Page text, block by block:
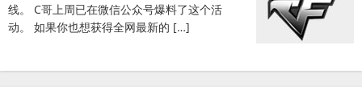
线。 C哥上周已在微信公众号爆料了这个活
动。 如果你也想获得全网最新的 […]